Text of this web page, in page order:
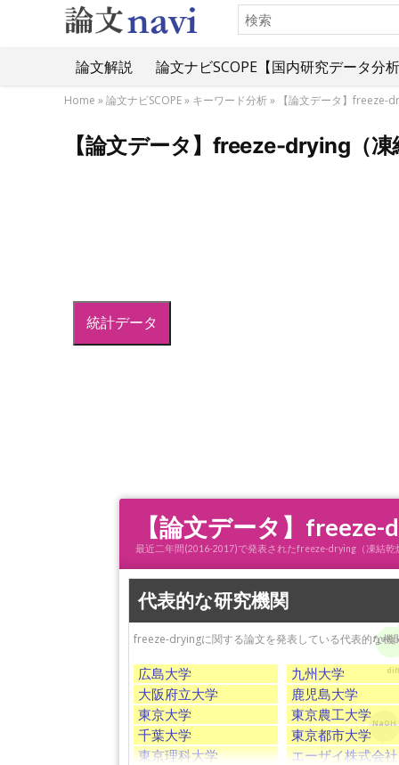
論文解説 論文ナビSCOPE【国内研究データ分
Home »論文ナビSCOPE» キーワード分析» 【論文データ】freeze-
【論文データ】freeze-drying（
統計データ
NaOH
【論文データ】
最近二年間(2016-2017)で発表されたfreeze-drying（凍結
代表的な研究機関
freeze-dryingに関する論文を発表している代表的な機
広島大学
大阪府立大学
東京大学
千葉大学
東京理科大学
九州大学
鹿児島大学
東京農工大学
東京都市大学
エーザイ株式会社